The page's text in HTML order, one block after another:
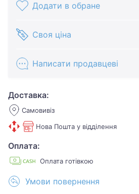
Додати в обране
Своя ціна
Написати продавцеві
Доставка:
Самовивіз
Нова Пошта у відділення
Оплата:
Оплата готівкою
Умови повернення